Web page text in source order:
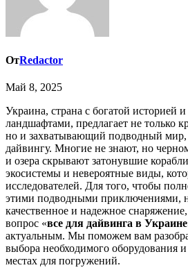
ОтRedactor
Май 8, 2025
Украина, страна с богатой историей и живописными
ландшафтами, предлагает не только
но и захватывающий подводный мир,
дайвингу. Многие не знают, но
и озера скрывают затонувшие
экосистемы и невероятные виды,
исследователей. Для того, чтобы
этими подводными приключениями,
качественное и надежное
вопрос «все для дайвинга в Украине
актуальным. Мы поможем вам
выбора необходимого оборудования
местах для погружений.